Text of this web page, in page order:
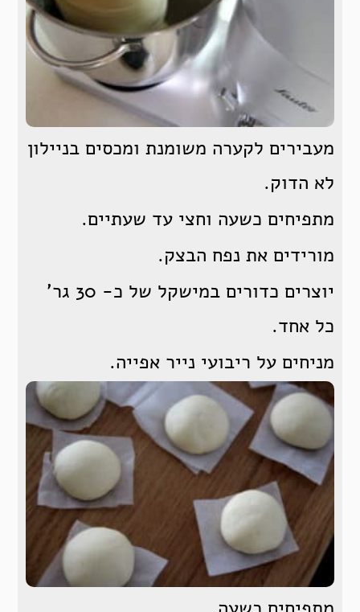
מעבירים לקערה משומנת ומכסים בניילון
לא הדוק.
מתפיחים כשעה וחצי עד שעתיים.
מורידים את נפח הבצק.
יוצרים כדורים במישקל של כ- 30 גר’
כל אחד.
מניחים על ריבועי נייר אפייה.